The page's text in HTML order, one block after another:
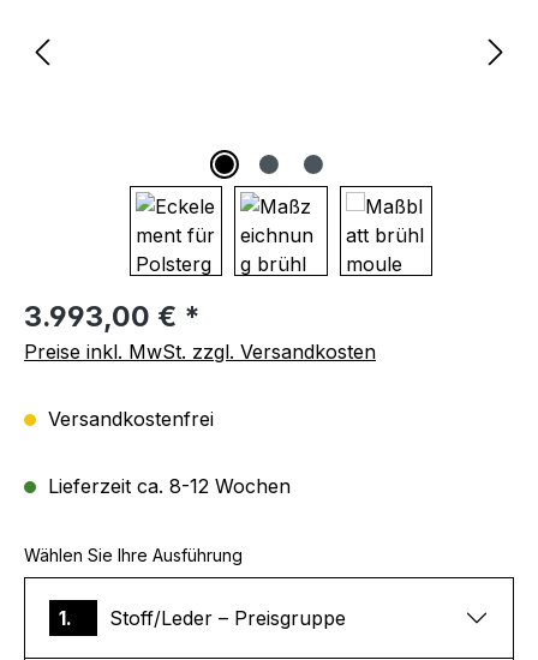
Regulärer Preis:
3.993,00 € *
Preise inkl. MwSt. zzgl. Versandkosten
Versandkostenfrei
Lieferzeit ca. 8-12 Wochen
Wählen Sie Ihre Ausführung
1. Stoff/Leder – Preisgruppe